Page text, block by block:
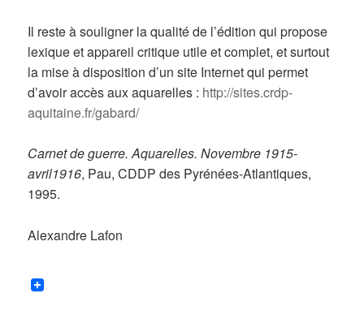
Il reste à souligner la qualité de l’édition qui propose
lexique et appareil critique utile et complet, et surtout
la mise à disposition d’un site Internet qui permet
d’avoir accès aux aquarelles : http://sites.crdp-
aquitaine.fr/gabard/
Carnet de guerre. Aquarelles. Novembre 1915-
avril1916, Pau, CDDP des Pyrénées-Atlantiques,
1995.
Alexandre Lafon